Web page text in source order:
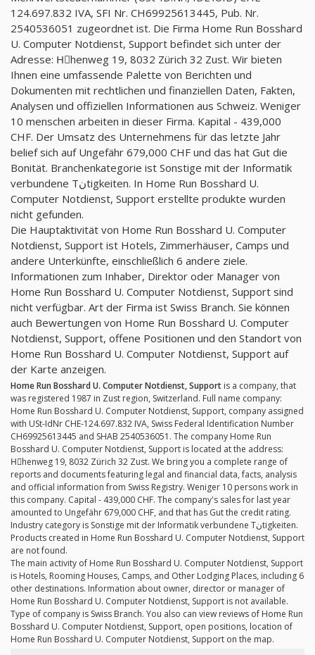
124.697.832 IVA, SFI Nr. CH69925613445, Pub. Nr.
2540536051 zugeordnet ist. Die Firma Home Run Bosshard
U. Computer Notdienst, Support befindet sich unter der
Adresse: Hِhenweg 19, 8032 Zürich 32 Zust. Wir bieten
Ihnen eine umfassende Palette von Berichten und
Dokumenten mit rechtlichen und finanziellen Daten, Fakten,
Analysen und offiziellen Informationen aus Schweiz. Weniger
10 menschen arbeiten in dieser Firma. Kapital - 439,000
CHF. Der Umsatz des Unternehmens für das letzte Jahr
belief sich auf Ungefähr 679,000 CHF und das hat Gut die
Bonität. Branchenkategorie ist Sonstige mit der Informatik
verbundene Tنtigkeiten. In Home Run Bosshard U.
Computer Notdienst, Support erstellte produkte wurden
nicht gefunden.
Die Hauptaktivität von Home Run Bosshard U. Computer
Notdienst, Support ist Hotels, Zimmerhäuser, Camps und
andere Unterkünfte, einschließlich 6 andere ziele.
Informationen zum Inhaber, Direktor oder Manager von
Home Run Bosshard U. Computer Notdienst, Support sind
nicht verfügbar. Art der Firma ist Swiss Branch. Sie können
auch Bewertungen von Home Run Bosshard U. Computer
Notdienst, Support, offene Positionen und den Standort von
Home Run Bosshard U. Computer Notdienst, Support auf
der Karte anzeigen.
Home Run Bosshard U. Computer Notdienst, Support is a company, that
was registered 1987 in Zust region, Switzerland. Full name company:
Home Run Bosshard U. Computer Notdienst, Support, company assigned
with USt-IdNr CHE-124.697.832 IVA, Swiss Federal Identification Number
CH69925613445 and SHAB 2540536051. The company Home Run
Bosshard U. Computer Notdienst, Support is located at the address:
Hِhenweg 19, 8032 Zürich 32 Zust. We bring you a complete range of
reports and documents featuring legal and financial data, facts, analysis
and official information from Swiss Registry. Weniger 10 persons work in
this company. Capital - 439,000 CHF. The company's sales for last year
amounted to Ungefähr 679,000 CHF, and that has Gut the credit rating.
Industry category is Sonstige mit der Informatik verbundene Tنtigkeiten.
Products created in Home Run Bosshard U. Computer Notdienst, Support
are not found.
The main activity of Home Run Bosshard U. Computer Notdienst, Support
is Hotels, Rooming Houses, Camps, and Other Lodging Places, including 6
other destinations. Information about owner, director or manager of
Home Run Bosshard U. Computer Notdienst, Support is not available.
Type of company is Swiss Branch. You also can view reviews of Home Run
Bosshard U. Computer Notdienst, Support, open positions, location of
Home Run Bosshard U. Computer Notdienst, Support on the map.